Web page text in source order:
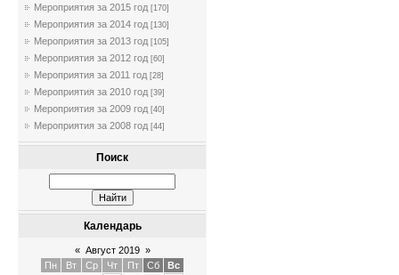
Мероприятия за 2015 год [170]
Мероприятия за 2014 год [130]
Мероприятия за 2013 год [105]
Мероприятия за 2012 год [60]
Мероприятия за 2011 год [28]
Мероприятия за 2010 год [39]
Мероприятия за 2009 год [40]
Мероприятия за 2008 год [44]
Поиск
Календарь
« Август 2019 »
Пн
Вт Ср Чт Пт Сб
Вс